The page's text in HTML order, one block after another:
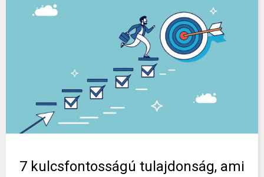
7 kulcsfontosságú tulajdonság, ami